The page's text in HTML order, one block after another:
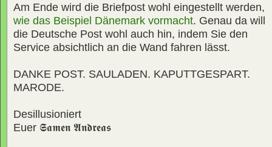
Am Ende wird die Briefpost wohl eingestellt werden,
wie das Beispiel Dänemark vormacht. Genau da will
die Deutsche Post wohl auch hin, indem Sie den
Service absichtlich an die Wand fahren lässt.
DANKE POST. SAULADEN. KAPUTTGESPART.
MARODE.
Desillusioniert
Euer 𝕾𝖆𝖒𝖊𝖓 𝕬𝖓𝖉𝖗𝖊𝖆𝖘